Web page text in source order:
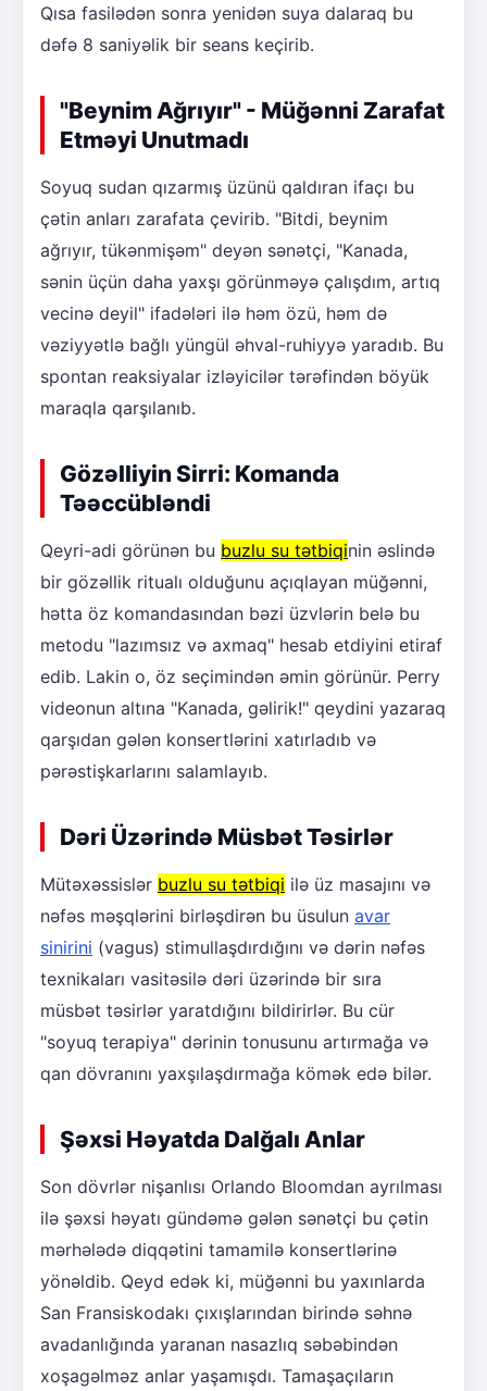
Qısa fasilədən sonra yenidən suya dalaraq bu
dəfə 8 saniyəlik bir seans keçirib.
"Beynim Ağrıyır" - Müğənni Zarafat
Etməyi Unutmadı
Soyuq sudan qızarmış üzünü qaldıran ifaçı bu
çətin anları zarafata çevirib. "Bitdi, beynim
ağrıyır, tükənmişəm" deyən sənətçi, "Kanada,
sənin üçün daha yaxşı görünməyə çalışdım, artıq
vecinə deyil" ifadələri ilə həm özü, həm də
vəziyyətlə bağlı yüngül əhval-ruhiyyə yaradıb. Bu
spontan reaksiyalar izləyicilər tərəfindən böyük
maraqla qarşılanıb.
Gözəlliyin Sirri: Komanda
Təəccübləndi
Qeyri-adi görünən bu buzlu su tətbiqinin əslində
bir gözəllik ritualı olduğunu açıqlayan müğənni,
hətta öz komandasından bəzi üzvlərin belə bu
metodu "lazımsız və axmaq" hesab etdiyini etiraf
edib. Lakin o, öz seçimindən əmin görünür. Perry
videonun altına "Kanada, gəlirik!" qeydini yazaraq
qarşıdan gələn konsertlərini xatırladıb və
pərəstişkarlarını salamlayıb.
Dəri Üzərində Müsbət Təsirlər
Mütəxəssislər buzlu su tətbiqi ilə üz masajını və
nəfəs məşqlərini birləşdirən bu üsulun avar
sinirini (vagus) stimullaşdırdığını və dərin nəfəs
texnikaları vasitəsilə dəri üzərində bir sıra
müsbət təsirlər yaratdığını bildirirlər. Bu cür
"soyuq terapiya" dərinin tonusunu artırmağa və
qan dövranını yaxşılaşdırmağa kömək edə bilər.
Şəxsi Həyatda Dalğalı Anlar
Son dövrlər nişanlısı Orlando Bloomdan ayrılması
ilə şəxsi həyatı gündəmə gələn sənətçi bu çətin
mərhələdə diqqətini tamamilə konsertlərinə
yönəldib. Qeyd edək ki, müğənni bu yaxınlarda
San Fransiskodakı çıxışlarından birində səhnə
avadanlığında yaranan nasazlıq səbəbindən
xoşagəlməz anlar yaşamışdı. Tamaşaçıların